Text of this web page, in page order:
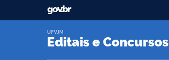
Editais e Concursos
UFVJM